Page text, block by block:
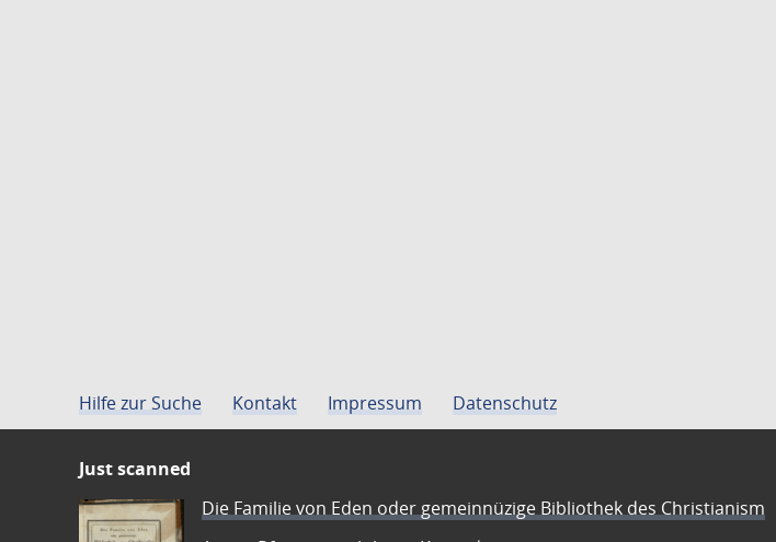
Hilfe zur Suche Kontakt Impressum Datenschutz
Just scanned
Die Familie von Eden oder gemeinnüzige Bibliothek des Christianism